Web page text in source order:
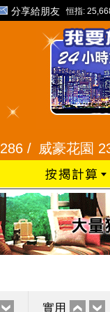
分享給朋友 恒指:
威豪花園 2345
實用